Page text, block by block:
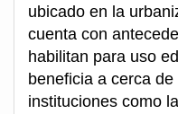
ubicado en la
cuenta con
habilitan para uso
beneficia a cerca
instituciones como